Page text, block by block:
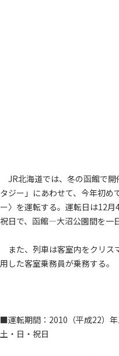
JR北海道では、冬の函館で
タジー」にあわせて、今年初め
ー〉を運転する。運転日は12
祝日で、函館―大沼公園間を一
また、列車は客室内をクリス
用した客室乗務員が乗務する。
■運転期間：2010（平成22）
土・日・祝日